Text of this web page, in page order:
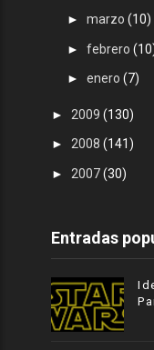
►marzo(10)
►febrero
►enero(7)
► 2009(130)
► 2008(141)
► 2007(30)
Entradas